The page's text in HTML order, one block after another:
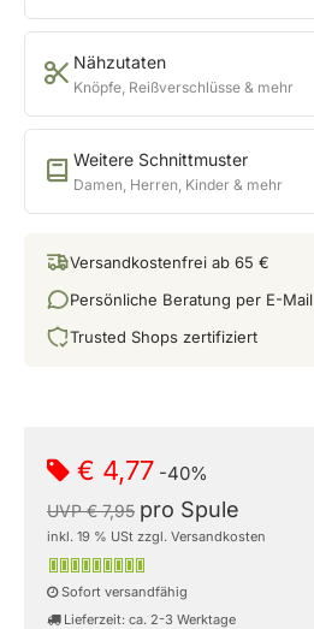
Nähzutaten
Knöpfe, Reißverschlüsse & mehr
Weitere Schnittmuster
Damen, Herren, Kinder & mehr
Versandkostenfrei ab 65 €
Persönliche Beratung per E-Mail
Trusted Shops zertifiziert
€ 4,77 -40%
UVP € 7,95 pro Spule
inkl. 19 % USt zzgl. Versandkosten
Sofort versandfähig
Lieferzeit: ca. 2-3 Werktage